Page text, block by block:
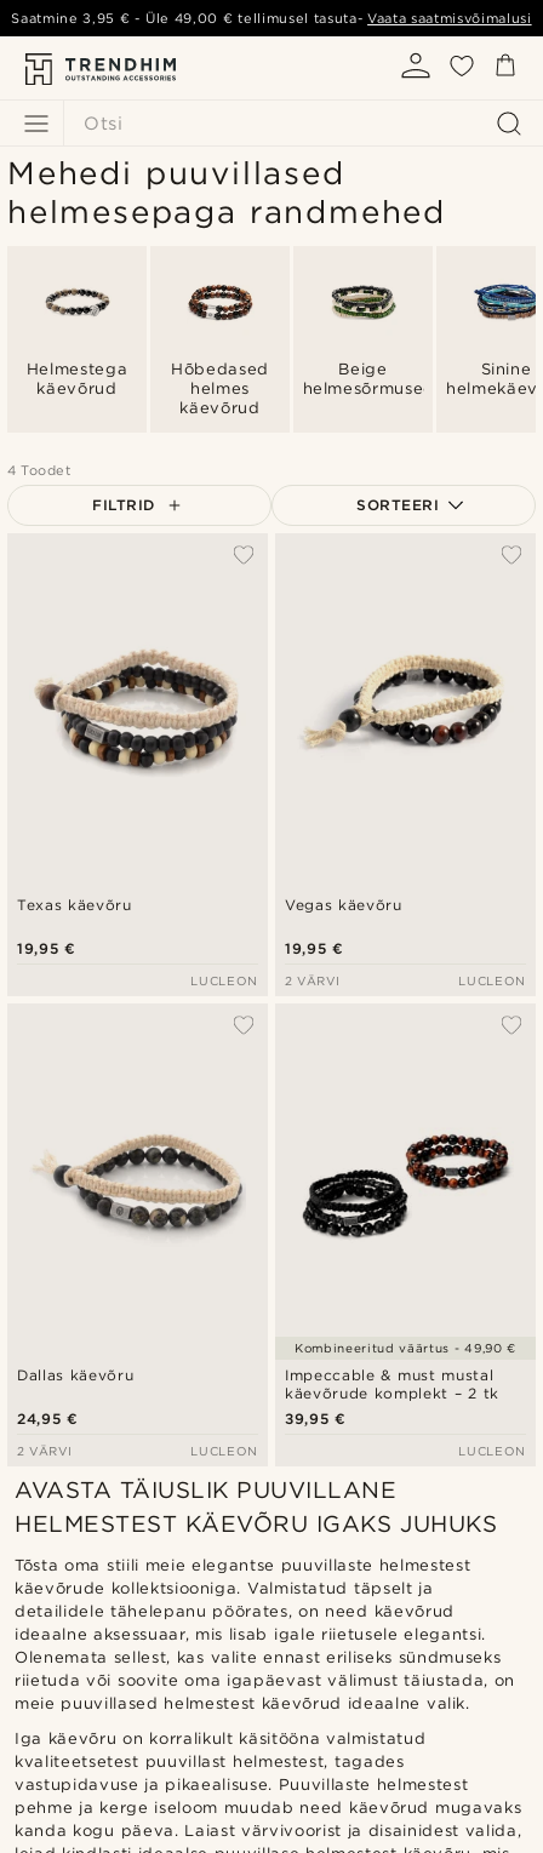
Otsi
Saatmine3,95 € - Üle 49,00 € tellimusel tasuta-Vaata saatmisvõimalusi
Mehedi puuvillased
helmesepaga randmehed
Helmestega
käevõrud
Hõbedased
helmes
käevõrud
Beige
helmesõrmused
Sinine
4 Toodet
FILTRID SORTEERI
Kõrgeim hind
Texas käevõru
19,95 €
LUCLEON
Vegas käevõru
19,95 €
2 VÄRVI LUCLEON
Dallas käevõru
24,95 €
2 VÄRVI LUCLEON
Impeccable & must mustal
käevõrude komplekt – 2 tk
39,95 €
Kombineeritud väärtus - 49,90 €
LUCLEON
AVASTA TÄIUSLIK PUUVILLANE
HELMESTEST KÄEVÕRU IGAKS JUHUKS
Tõsta oma stiili meie elegantse puuvillaste helmestest
käevõrude kollektsiooniga. Valmistatud täpselt ja
detailidele tähelepanu pöörates, on need käevõrud
ideaalne aksessuaar, mis lisab igale riietusele elegantsi.
Olenemata sellest, kas valite ennast eriliseks sündmuseks
riietuda või soovite oma igapäevast välimust täiustada, on
meie puuvillased helmestest käevõrud ideaalne valik.
Iga käevõru on korralikult käsitööna valmistatud
kvaliteetsetest puuvillast helmestest, tagades
vastupidavuse ja pikaealisuse. Puuvillaste helmestest
pehme ja kerge iseloom muudab need käevõrud mugavaks
kanda kogu päeva. Laiast värvivoorist ja disainidest valida,